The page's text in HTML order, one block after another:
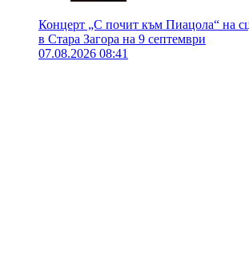
Концерт „С почит към Пиацола“ на
в Стара Загора на 9 септември
07.08.2026 08:41